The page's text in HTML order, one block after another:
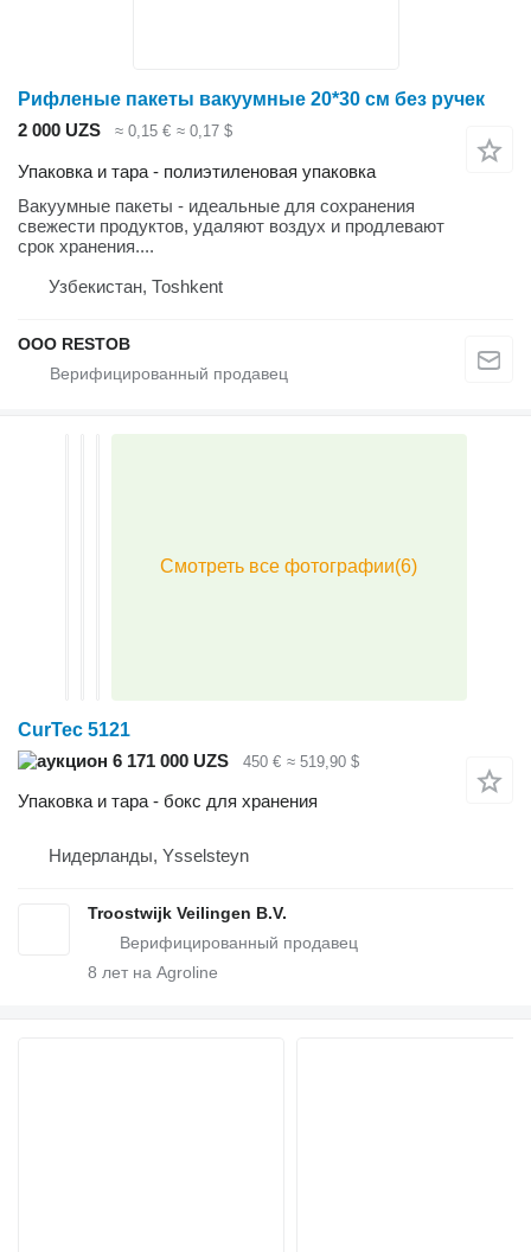
Рифленые пакеты вакуумные 20*30 см без ручек
2 000 UZS
≈ 0,15 € ≈ 0,17 $
Упаковка и тара - полиэтиленовая упаковка
Вакуумные пакеты - идеальные для сохранения
свежести продуктов, удаляют воздух и продлевают
срок хранения....
Узбекистан, Тоshkent
OOO RESTOB
CurTec 5121
6 171 000 UZS
450 € ≈ 519,90 $
Упаковка и тара - бокс для хранения
Нидерланды, Ysselsteyn
Troostwijk Veilingen B.V.
8 лет на Agroline